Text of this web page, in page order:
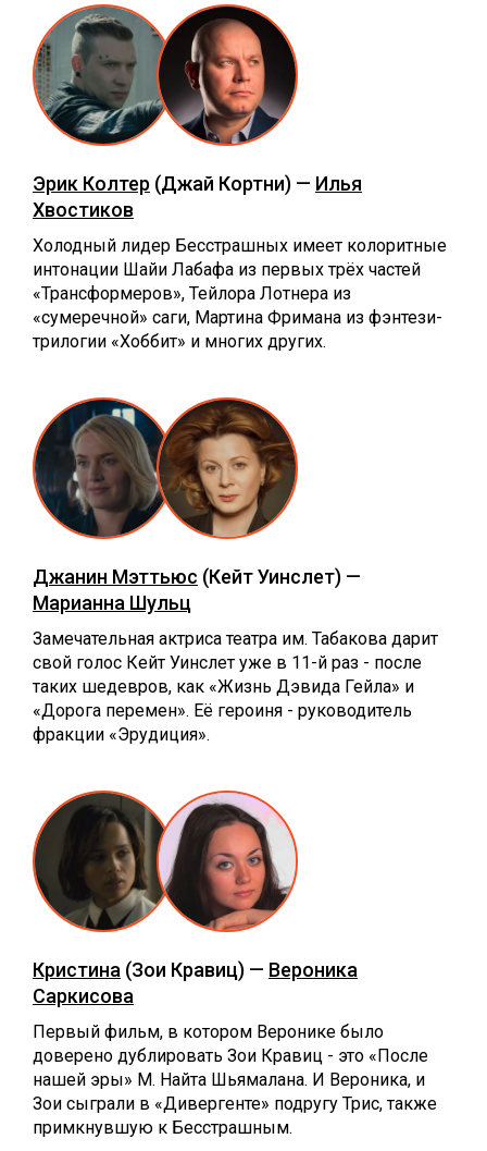
Эрик Колтер (Джай Кортни) — Илья
Хвостиков
Холодный лидер Бесстрашных имеет колоритные
интонации Шайи Лабафа из первых трёх частей
«Трансформеров», Тейлора Лотнера из
«сумеречной» саги, Мартина Фримана из фэнтези-
трилогии «Хоббит» и многих других.
Джанин Мэттьюс (Кейт Уинслет) —
Марианна Шульц
Замечательная актриса театра им. Табакова дарит
свой голос Кейт Уинслет уже в 11-й раз - после
таких шедевров, как «Жизнь Дэвида Гейла» и
«Дорога перемен». Её героиня - руководитель
фракции «Эрудиция».
Кристина (Зои Кравиц) — Вероника
Саркисова
Первый фильм, в котором Веронике было
доверено дублировать Зои Кравиц - это «После
нашей эры» М. Найта Шьямалана. И Вероника, и
Зои сыграли в «Дивергенте» подругу Трис, также
примкнувшую к Бесстрашным.